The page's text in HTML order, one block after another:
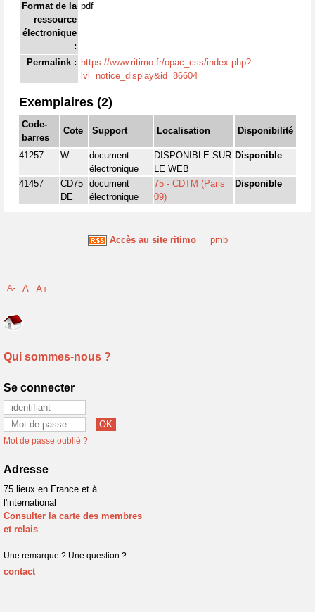
Format de la
ressource
électronique
:
pdf
Permalink : https://www.ritimo.fr/opac_css/index.php?
lvl=notice_display&id=86604
Exemplaires (2)
Code-
barres
Cote Support Localisation Disponibilité
41257 W
document
électronique
DISPONIBLE SUR
LE WEB
Disponible
41457
CD75
DE
document
électronique
75 - CDTM (Paris
09)
Disponible
Accès au site ritimo pmb
A- A A+
Qui sommes-nous ?
Se connecter
Mot de passe oublié ?
Adresse
75 lieux en France et à
l'international
Consulter la carte des membres
et relais
Une remarque ? Une question ?
contact